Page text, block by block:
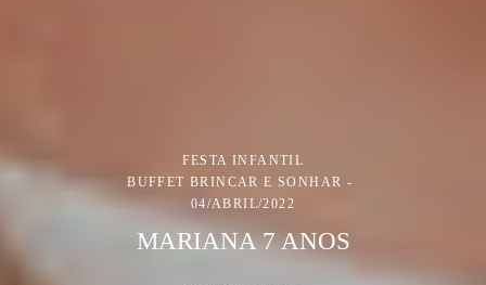
FESTA INFANTIL
BUFFET BRINCAR E SONHAR
04/ABRIL/2022
MARIANA 7 ANOS